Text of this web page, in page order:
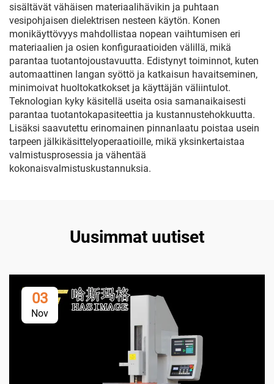
sisältävät vähäisen materiaalihävikin ja puhtaan
vesipohjaisen dielektrisen nesteen käytön. Konen
monikäyttövyys mahdollistaa nopean vaihtumisen eri
materiaalien ja osien konfiguraatioiden välillä, mikä
parantaa tuotantojoustavuutta. Edistynyt toiminnot, kuten
automaattinen langan syöttö ja katkaisun havaitseminen,
minimoivat huoltokatkokset ja käyttäjän väliintulot.
Teknologian kyky käsitellä useita osia samanaikaisesti
parantaa tuotantokapasiteettia ja kustannustehokkuutta.
Lisäksi saavutettu erinomainen pinnanlaatu poistaa usein
tarpeen jälkikäsittelyoperaatioille, mikä yksinkertaistaa
valmistusprosessia ja vähentää
kokonaisvalmistuskustannuksia.
Uusimmat uutiset
03
Nov